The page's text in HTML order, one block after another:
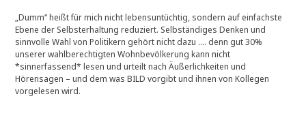
„Dumm“ heißt für mich nicht lebensuntüchtig, sondern auf einfachste
Ebene der Selbsterhaltung reduziert. Selbständiges Denken und
sinnvolle Wahl von Politikern gehört nicht dazu …. denn gut 30%
unserer wahlberechtigten Wohnbevölkerung kann nicht
*sinnerfassend* lesen und urteilt nach Äußerlichkeiten und
Hörensagen – und dem was BILD vorgibt und ihnen von Kollegen
vorgelesen wird.